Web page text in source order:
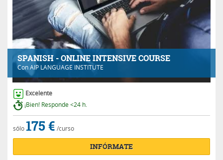
SPANISH - ONLINE INTENSIVE COURSE
ConAIP LANGUAGE INSTITUTE
Excelente
¡Bien! Responde <24 h.
sólo175 € /curso
INFÓRMATE